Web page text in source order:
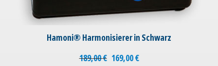
Hamoni® Harmonisierer in Schwarz
189,00€ 169,00€